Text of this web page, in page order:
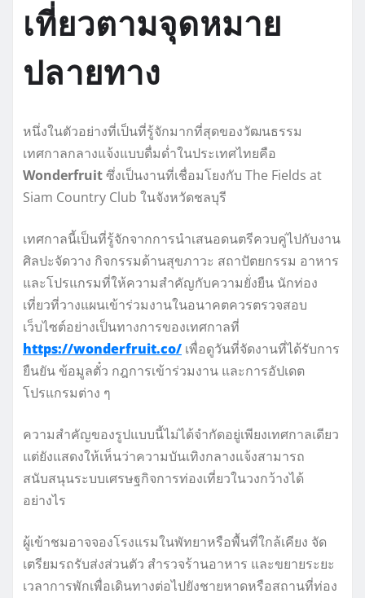
เที่ยวตามจุดหมาย
ปลายทาง
หนึ่งในตัวอย่างที่เป็นที่รู้จักมากที่สุดของวัฒนธรรม
เทศกาลกลางแจ้งแบบดื่มด่ำในประเทศไทยคือ
Wonderfruitซึ่งเป็นงานที่เชื่อมโยงกับ The Fields at
Siam Country Club ในจังหวัดชลบุรี
เทศกาลนี้เป็นที่รู้จักจากการนำเสนอดนตรีควบคู่ไปกับงาน
ศิลปะจัดวาง กิจกรรมด้านสุขภาวะ สถาปัตยกรรม อาหาร
และโปรแกรมที่ให้ความสำคัญกับความยั่งยืน นักท่อง
เที่ยวที่วางแผนเข้าร่วมงานในอนาคตควรตรวจสอบ
เว็บไซต์อย่างเป็นทางการของเทศกาลที่
https://wonderfruit.co/ เพื่อดูวันที่จัดงานที่ได้รับการ
ยืนยัน ข้อมูลตั๋ว กฎการเข้าร่วมงาน และการอัปเดต
โปรแกรมต่าง ๆ
ความสำคัญของรูปแบบนี้ไม่ได้จำกัดอยู่เพียงเทศกาลเดียว
แต่ยังแสดงให้เห็นว่าความบันเทิงกลางแจ้งสามารถ
สนับสนุนระบบเศรษฐกิจการท่องเที่ยวในวงกว้างได้
อย่างไร
ผู้เข้าชมอาจจองโรงแรมในพัทยาหรือพื้นที่ใกล้เคียง จัด
เตรียมรถรับส่งส่วนตัว สำรวจร้านอาหาร และขยายระยะ
เวลาการพักเพื่อเดินทางต่อไปยังชายหาดหรือสถานที่ท่อง